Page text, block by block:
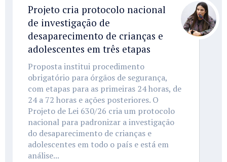
Projeto cria protocolo nacional
de investigação de
desaparecimento de crianças e
adolescentes em três etapas
Proposta institui procedimento
obrigatório para órgãos de segurança,
com etapas para as primeiras 24 horas, de
24 a 72 horas e ações posteriores. O
Projeto de Lei 630/26 cria um protocolo
nacional para padronizar a investigação
do desaparecimento de crianças e
adolescentes em todo o país e está em
análise...